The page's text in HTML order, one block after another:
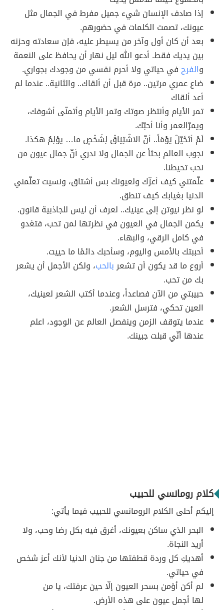
إذا صادف الإنسان شيء جميل مفرط في الجمال مثل
عيونك، تصمت الكلمات في حضورهم.
بعد أن كان أول وآخر من يسيطر عليه، فإن سعادته وحزنه
بين يديك فقط. أدعو الله ليل نهار أن يحافظ على النعمة
والفرحفي حياتي ولا أحرم نفسي من وجودك بجواري.
ضاع عمري مرتين.. مرة قبل أن ألقاك.. والثانية.. عندما لم
أعد ألقاك
تمر الأيام وأنتظر صوتك وتمر الأيام وأتمنّى أشوفك،
ويمرّالعمر وأنا أحبّك.
لَمْ أتَخَيّلْ يَوْمَاً.. أنّ الاشْتِيَاقْ لِشَخْصٍ ما… يؤلِمُ هكذا.
نجوب العالم بحثاً عن الجمال ولا ندري أنّ جمال عيون من
نحب تحيطنا.
علّمتني كيف أعزّك ولعيونك بس أشتاق، ونسيت تعلّمني
الدنيا بغيابك كيف تنطق.
لو نظر نيوتن إلى عينيك.. لعرف أن ليس للجاذبية قانون.
يكمن الجمال في العيون في نظرتها لمن تحب، فتغدو
في كامل الرقي، والبهاء.
أحببتك بالأمس واليوم، وسأحبك دائمًا ما حييت.
أروع ما قد يكون أن تشعربالحب، ولكن الأجمل أن يشعر
بك من تحب.
حبيبتي من الآن فصاعداً، وعندما أكتب الشعر لعينيك،
العين تحكي، فترسل الشعر.
عندما يتوقف الزمن وينفصل العالم عن الوجود، اعلم
عندها أنّي قبلت جبينك.
كلام رومانسي للحبيب
إليكم أحلى الكلام الرومانسي للحبيب فيما يأتي:
البحر الذي ساكن بعيونك، أغرق فيه بكل رضا وحب، ولا
أريد النجاة.
أهديكِ كل وردة قطفتها من جنان الدنيا لأنك أعز شخص
في حياتي.
لم أكن أؤمن بسحر العيون إلّا حين عرفتك، يا من
لها أجمل عيون على هذه الأرض.